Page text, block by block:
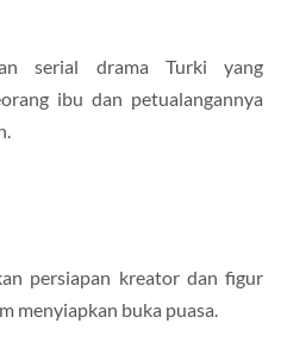
serial drama Turki yang
ibu dan petualangannya
persiapan kreator dan figur
menyiapkan buka puasa.